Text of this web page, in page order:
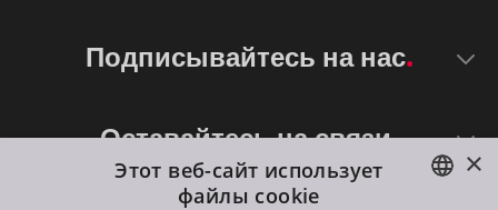
Подписывайтесь на нас
Оставайтесь на связи
×
Этот веб-сайт использует
файлы cookie